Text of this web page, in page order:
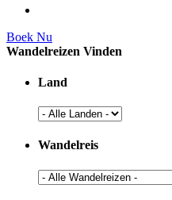
Boek Nu
Wandelreizen Vinden
Land
Wandelreis